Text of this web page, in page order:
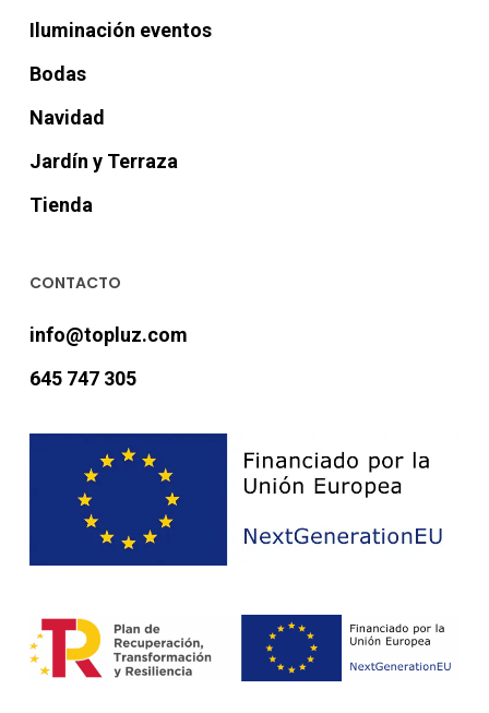
Iluminación eventos
Bodas
Navidad
Jardín y Terraza
Tienda
CONTACTO
info@topluz.com
645 747 305